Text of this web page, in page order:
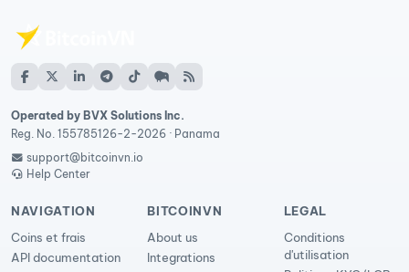
Operated by BVX Solutions Inc.
Reg. No. 155785126-2-2026 · Panama
support@bitcoinvn.io
Help Center
NAVIGATION
Coins et frais
API documentation
BITCOINVN
About us
Integrations
LEGAL
Conditions
d'utilisation